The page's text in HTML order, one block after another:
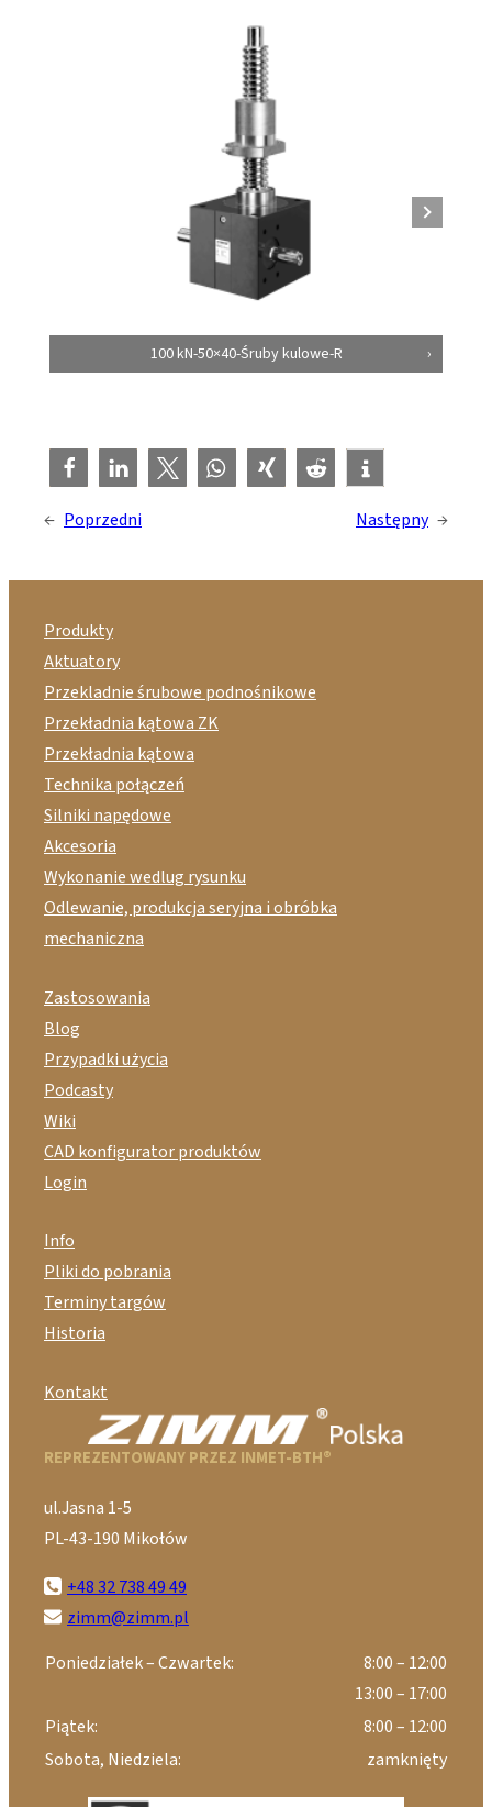
100 kN-50×40-Śruby kulowe-R
← Poprzedni Następny →
Produkty
Aktuatory
Przekladnie śrubowe podnośnikowe
Przekładnia kątowa ZK
Przekładnia kątowa
Technika połączeń
Silniki napędowe
Akcesoria
Wykonanie wedlug rysunku
Odlewanie, produkcja seryjna i obróbka
mechaniczna
Zastosowania
Blog
Przypadki użycia
Podcasty
Wiki
CAD konfigurator produktów
Login
Info
Pliki do pobrania
Terminy targów
Historia
Kontakt
REPREZENTOWANY PRZEZ INMET-BTH®
ul.Jasna 1-5
PL-43-190 Mikołów
+48 32 738 49 49
zimm@zimm.pl
Poniedziałek – Czwartek:
8:00 – 12:00
13:00 – 17:00
Piątek:
8:00 – 12:00
Sobota, Niedziela:
zamknięty